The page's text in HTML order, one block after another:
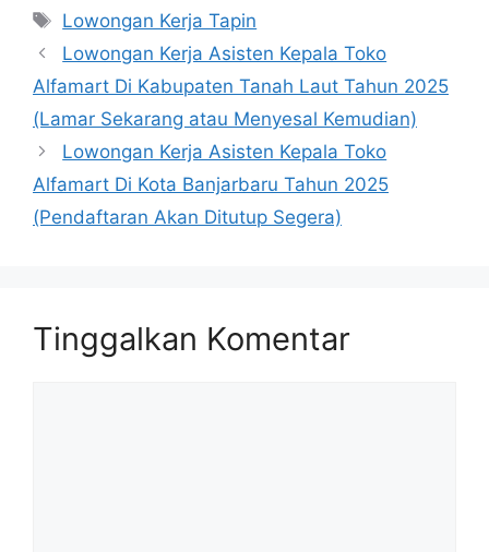
Tag
Lowongan Kerja Tapin
Lowongan Kerja Asisten Kepala Toko
Alfamart Di Kabupaten Tanah Laut Tahun 2025
(Lamar Sekarang atau Menyesal Kemudian)
Lowongan Kerja Asisten Kepala Toko
Alfamart Di Kota Banjarbaru Tahun 2025
(Pendaftaran Akan Ditutup Segera)
Tinggalkan Komentar